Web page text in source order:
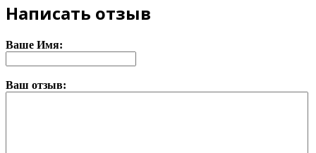
Написать отзыв
Ваше Имя:
Ваш отзыв: